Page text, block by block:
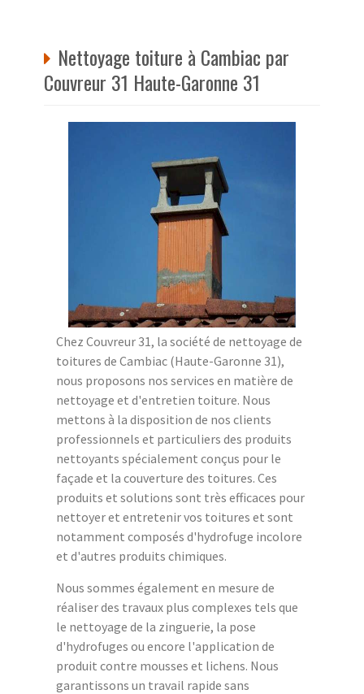
Nettoyage toiture à Cambiac par
Couvreur 31 Haute-Garonne 31
Chez Couvreur 31, la société de nettoyage de
toitures de Cambiac (Haute-Garonne 31),
nous proposons nos services en matière de
nettoyage et d'entretien toiture. Nous
mettons à la disposition de nos clients
professionnels et particuliers des produits
nettoyants spécialement conçus pour le
façade et la couverture des toitures. Ces
produits et solutions sont très efficaces pour
nettoyer et entretenir vos toitures et sont
notamment composés d'hydrofuge incolore
et d'autres produits chimiques.
Nous sommes également en mesure de
réaliser des travaux plus complexes tels que
le nettoyage de la zinguerie, la pose
d'hydrofuges ou encore l'application de
produit contre mousses et lichens. Nous
garantissons un travail rapide sans